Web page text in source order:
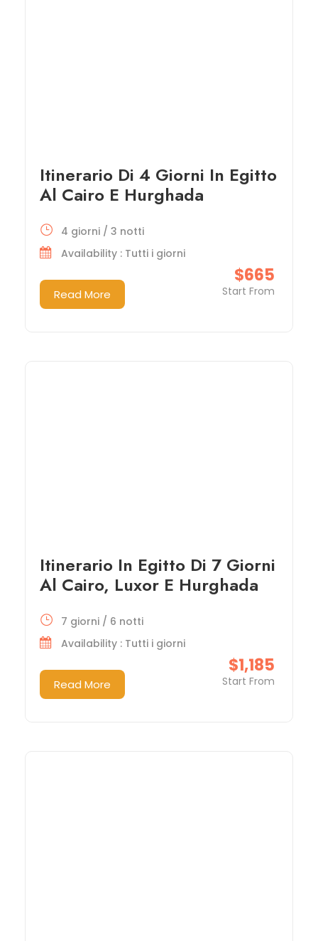
Itinerario Di 4 Giorni In Egitto
Al Cairo E Hurghada
$665
Start From
4 giorni / 3 notti
Availability : Tutti i giorni
Read More
Itinerario In Egitto Di 7 Giorni
Al Cairo, Luxor E Hurghada
$1,185
Start From
7 giorni / 6 notti
Availability : Tutti i giorni
Read More